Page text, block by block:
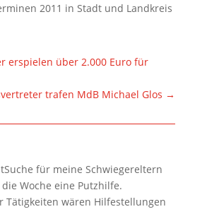
2011 in Stadt und Landkreis
erspielen über 2.000 Euro für
trafen MdB Michael Glos →
für meine Schwiegereltern
Woche eine Putzhilfe.
Tätigkeiten wären Hilfestellungen